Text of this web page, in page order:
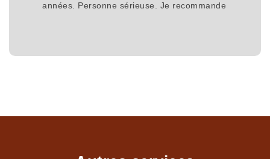
années. Personne sérieuse. Je recommande